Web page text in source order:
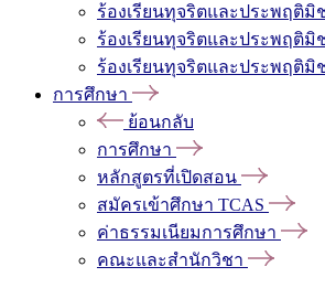
ร้องเรียนทุจริตและประพฤติมิ
ร้องเรียนทุจริตและประพฤติมิ
ร้องเรียนทุจริตและประพฤติมิ
การศึกษา
ย้อนกลับ
การศึกษา
หลักสูตรที่เปิดสอน
สมัครเข้าศึกษา TCAS
ค่าธรรมเนียมการศึกษา
คณะและสำนักวิชา